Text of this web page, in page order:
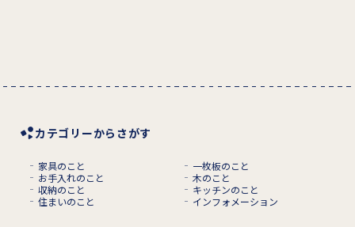
カテゴリーからさがす
家具のこと
一枚板のこと
お手入れのこと
木のこと
収納のこと
キッチンのこと
住まいのこと
インフォメーション